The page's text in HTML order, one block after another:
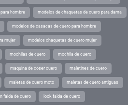
hombre modelos de chaquetas de cuero para dama
modelos de casacas de cuero para hombre
mujer modelos chaquetas de cuero mujer
mochilas de cuero mochila de cuero
maquina de coser cuero maletines de cuero
maletas de cuero moto maletas de cuero antiguas
falda de cuero look falda de cuero